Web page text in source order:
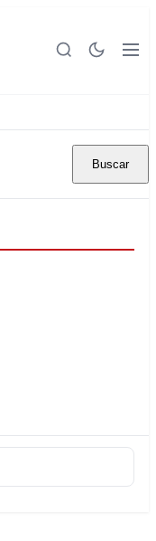
Buscar